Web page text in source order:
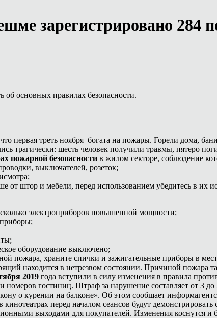
зарегистрировано 284
об основных правилах безопасности.
первая треть ноября богата на пожары. Горели дома,
трагически: шесть человек получили травмы, пятеро
пожарной безопасности в жилом секторе, соблюдение
выключателей, розеток;
от штор и мебели, перед использованием убедитесь в их
электроприборов повышенной мощности;
оборудование выключено;
пожара, храните спички и зажигательные приборы в
находится в нетрезвом состоянии. Причиной
2019 года вступили в силу изменения в правила
гостиниц. Штраф за нарушение составляет от 3
о курении на балконе». Об этом сообщает
перед началом сеансов будут
выходами для покупателей. Изменения